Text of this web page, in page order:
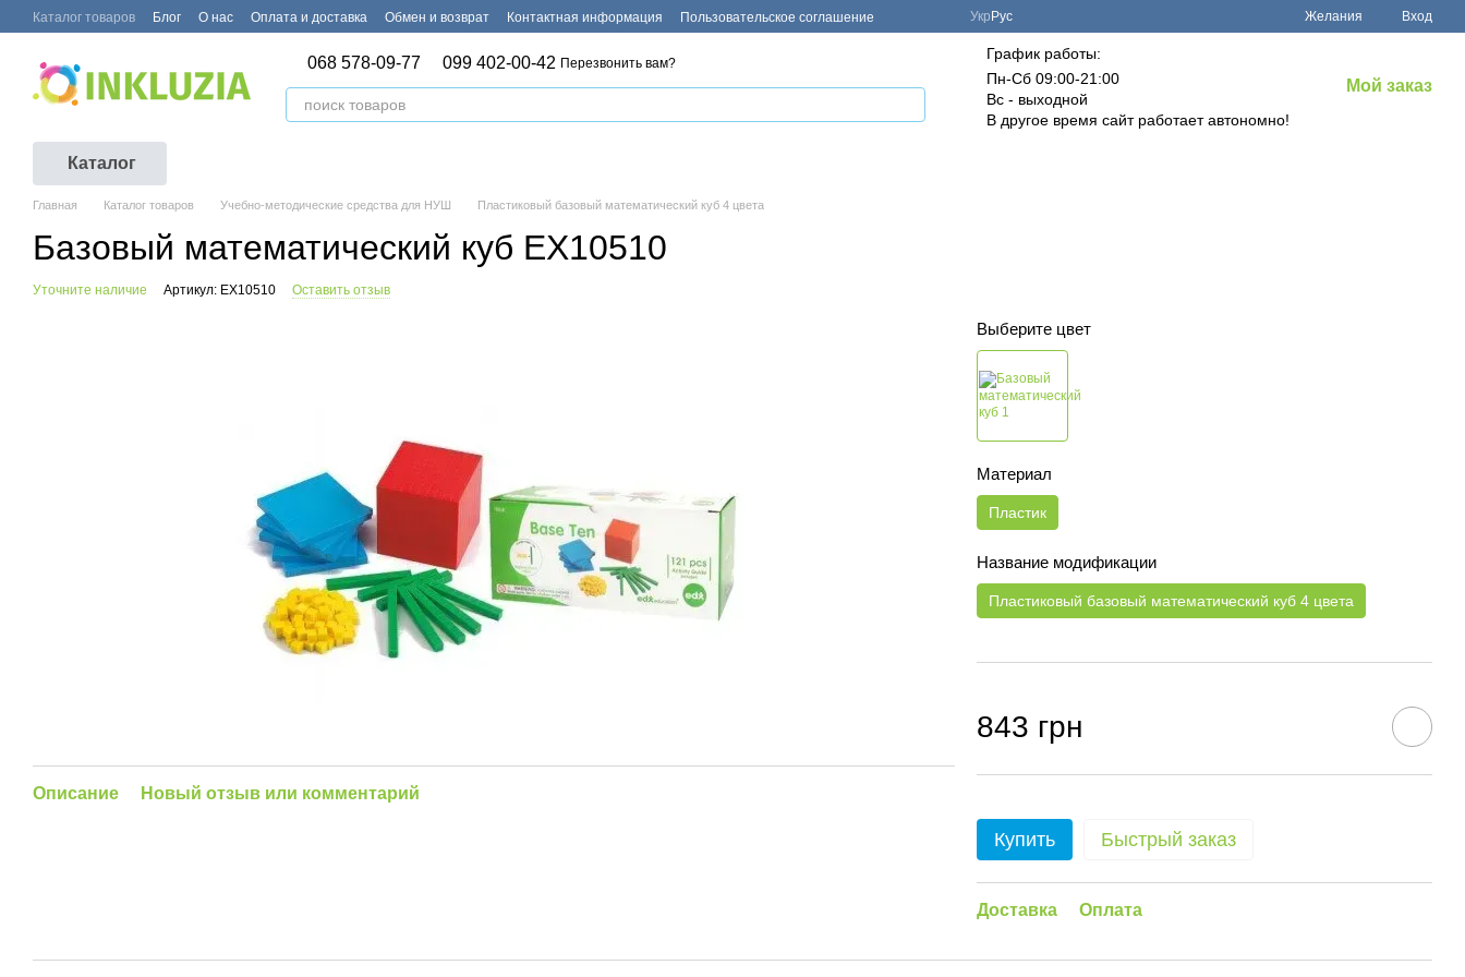
Перейти к основному контенту
Каталог товаров Блог О нас Оплата и доставка Обмен и возврат Контактная информация Пользовательское соглашение Укр Рус Желания Вход
068 578-09-77 099 402-00-42 Перезвонить вам?
График работы:
Пн-Сб 09:00-21:00
Вс - выходной
В другое время сайт работает автономно!
Мой заказ
Каталог
Главная Каталог товаров Учебно-методические средства для НУШ Пластиковый базовый математический куб 4 цвета
Базовый математический куб EX10510
Уточните наличие Артикул: EX10510 Оставить отзыв
Описание Новый отзыв или комментарий
Выберите цвет
Материал
Пластик
Название модификации
Пластиковый базовый математический куб 4 цвета
843 грн
Купить Быстрый заказ
Доставка Оплата